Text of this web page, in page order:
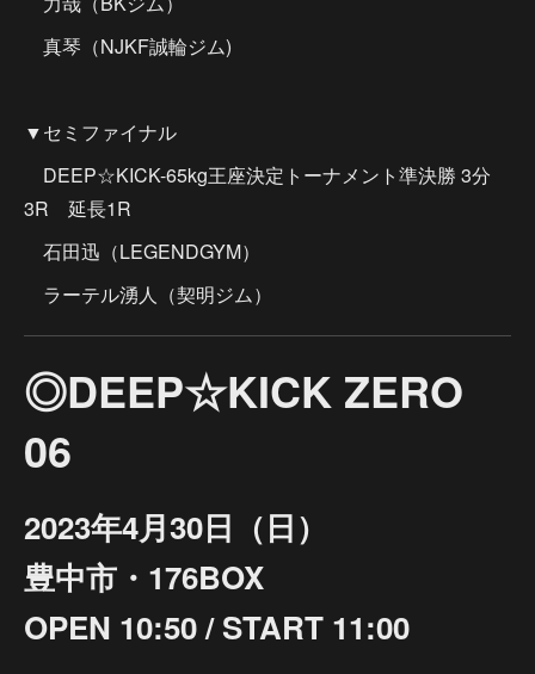
真琴（NJKF誠輪ジム)
▼セミファイナル
DEEP☆KICK-65kg王座決定トーナメント準決勝 3分
3R 延長1R
石田迅（LEGENDGYM）
ラーテル湧人（契明ジム）
◎DEEP☆KICK ZERO
06
2023年4月30日（日）
豊中市・176BOX
OPEN 10:50 / START 11:00